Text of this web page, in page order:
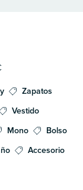
Zapatos
Vestido
Mono
Bolso
Accesorio